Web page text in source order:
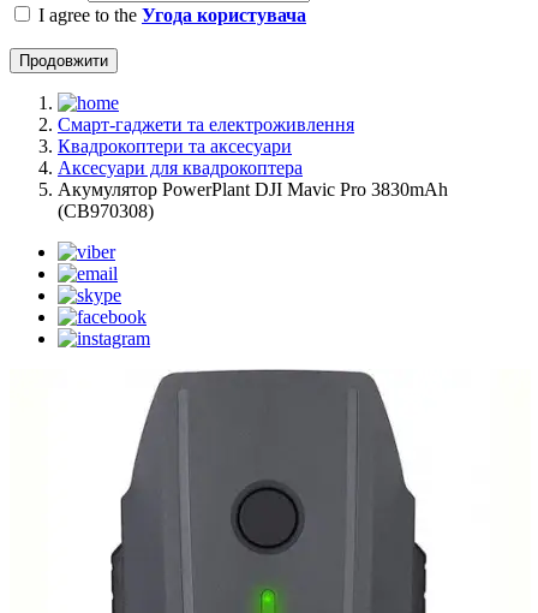
I agree to the Угода користувача
Продовжити
Смарт-гаджети та електроживлення
Квадрокоптери та аксесуари
Аксесуари для квадрокоптера
Акумулятор PowerPlant DJI Mavic Pro 3830mAh
(CB970308)